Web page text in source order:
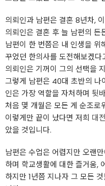
의뢰인과 남편은 결혼 8년차,
의뢰인은 결혼 후 늘 남편의 든
남편이 한 번쯤은 내 인생을 위
꾸었던 한의사를 도전해보겠다
의뢰인은 기꺼이 그의 선택을
그렇게 남편은 40대 초반의 나
인은 가장 역할을 자처하며 뒷
처음 몇 개월은 모든 게 순조로
이렇게만 끝이 났다면 저희 대
았을 것입니다.
남편은 수업은 어렵지만 오랜
하며 학교생활에 대한 즐거움,
하지만 1년쯤 지나자 그 모든